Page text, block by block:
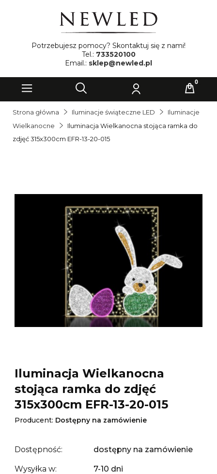
Potrzebujesz pomocy? Skontaktuj się z nami!
Tel.: 733520100
Email.: sklep@newled.pl
Strona główna Iluminacje świąteczne LED
Iluminacje
Wielkanocne
Iluminacja Wielkanocna stojąca ramka do
zdjęć 315x300cm EFR-13-20-015
Iluminacja Wielkanocna
stojąca ramka do zdjęć
315x300cm EFR-13-20-015
Producent: Dostępny na zamówienie
Dostępność: dostępny na zamówienie
Wysyłka w: 7-10 dni